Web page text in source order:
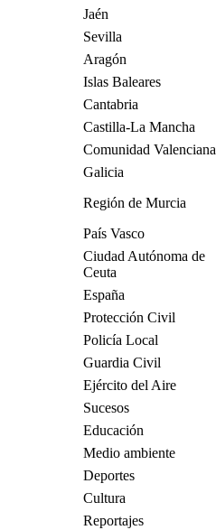
Jaén
Sevilla
Aragón
Islas Baleares
Cantabria
Castilla-La Mancha
Comunidad Valenciana
Galicia
Región de Murcia
País Vasco
Ciudad Autónoma de
Ceuta
España
Protección Civil
Policía Local
Guardia Civil
Ejército del Aire
Sucesos
Educación
Medio ambiente
Deportes
Cultura
Reportajes